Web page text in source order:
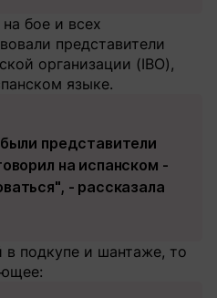
бое и всех
представители
организации (IBO),
языке.
представители
на испанском -
- рассказала
в подкупе и шантаже, то